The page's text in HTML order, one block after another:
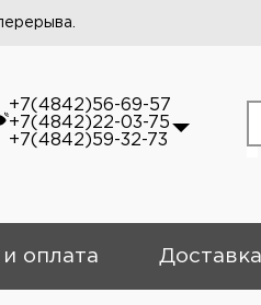
+7(4842)56-69-57
+7(4842)22-03-75
+7(4842)59-32-73
и оплата Доставка